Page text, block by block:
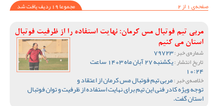
صفحه‌ی 1 از 2
مجموعا 19 ردیف یافت شد
مربی تیم فوتبال مس کرمان: نهایت استفاده را از ظرفیت فوتبال
استان می کنیم
شماره‌ی خبر :
تاریخ انتشار : یکشنبه 27 آبان ماه 1403 ساعت
10:24
خلاصه‌ی خبر :مربی تیم فوتبال مس کرمان از اعتقاد و
توجه ویژه کادر فنی این تیم برای نهایت استفاده از ظرفیت و توان فوتبال
استان گفت.